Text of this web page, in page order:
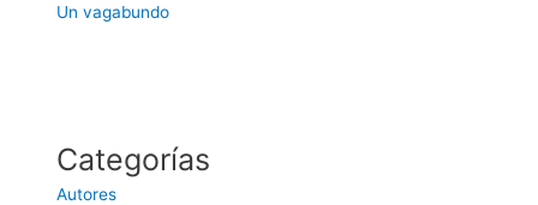
Un vagabundo
Categorías
Autores